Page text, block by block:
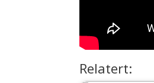
Relatert: